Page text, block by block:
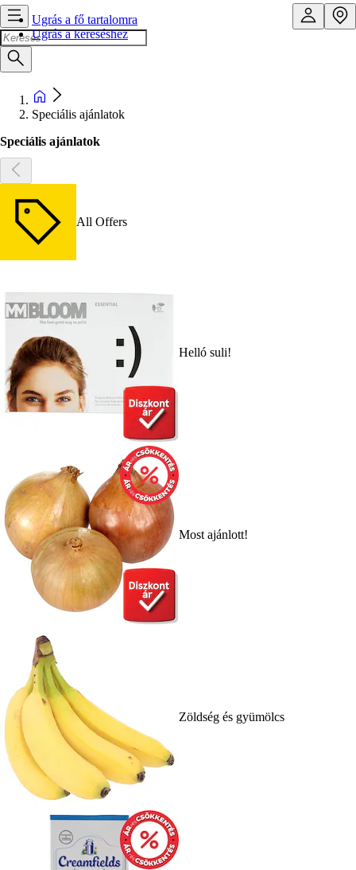
Ugrás a fő tartalomra
Ugrás a kereséshez
Speciális ajánlatok
Speciális ajánlatok
All Offers
Helló suli!
Most ajánlott!
Zöldség és gyümölcs